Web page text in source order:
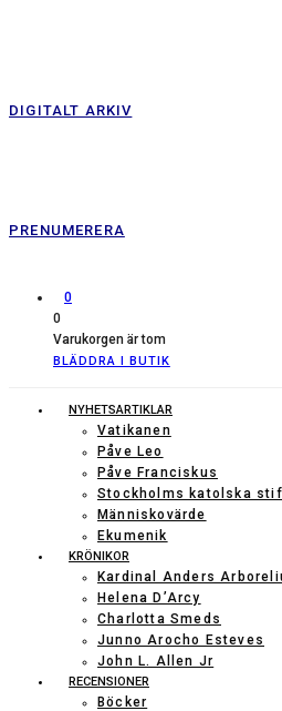
DIGITALT ARKIV
PRENUMERERA
0
0
Varukorgen är tom
BLÄDDRA I BUTIK
NYHETSARTIKLAR
Vatikanen
Påve Leo
Påve Franciskus
Stockholms katolska
Människovärde
Ekumenik
KRÖNIKOR
Kardinal Anders
Helena D’Arcy
Charlotta Smeds
Junno Arocho Esteves
John L. Allen Jr
RECENSIONER
Böcker